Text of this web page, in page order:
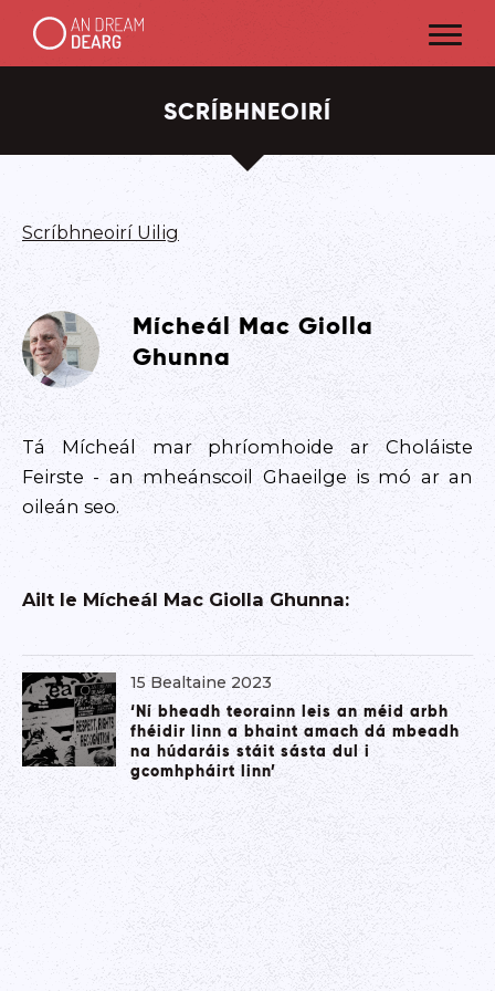
SCRÍBHNEOIRÍ
Scríbhneoirí Uilig
Mícheál Mac Giolla
Ghunna
T á Mícheál mar phríomhoide ar Choláiste
Feirste - an mheánscoil Ghaeilge is mó ar an
oileán seo.
Ailt le Mícheál Mac Giolla Ghunna:
15 Bealtaine 2023
‘Ní bheadh teorainn leis an méid arbh
fhéidir linn a bhaint amach dá mbeadh
na húdaráis stáit sásta dul i
gcomhpháirt linn’